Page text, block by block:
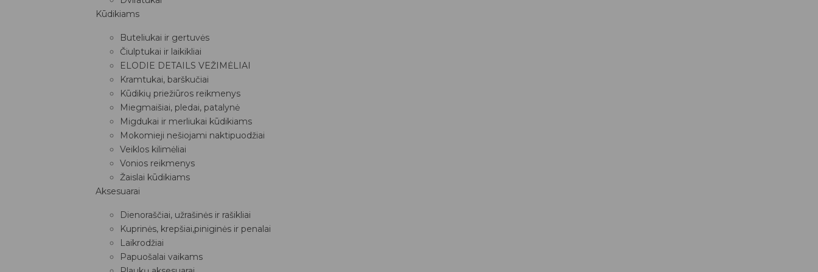
Kūdikiams
Buteliukai ir gertuvės
Čiulptukai ir laikikliai
ELODIE DETAILS VEŽIMĖLIAI
Kramtukai, barškučiai
Kūdikių priežiūros reikmenys
Miegmaišiai, pledai, patalynė
Migdukai ir merliukai kūdikiams
Mokomieji nešiojami naktipuodžiai
Veiklos kilimėliai
Vonios reikmenys
Žaislai kūdikiams
Aksesuarai
Dienoraščiai, užrašinės ir rašikliai
Kuprinės, krepšiai,piniginės ir penalai
Laikrodžiai
Papuošalai vaikams